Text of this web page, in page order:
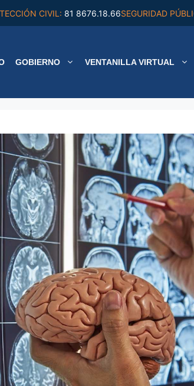
CIVIL: 81 8676.18.66SEGURIDAD
GOBIERNO VENTANILLA VIRTUAL